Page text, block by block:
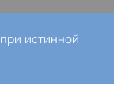
при истинной